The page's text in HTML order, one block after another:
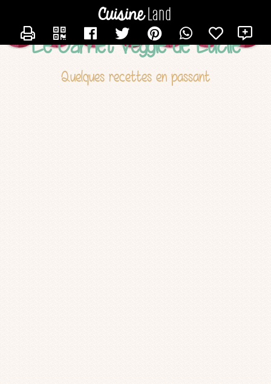
Le Carnet Veggie de Lucile
Quelques recettes en passant
CONTACTER LUCILE